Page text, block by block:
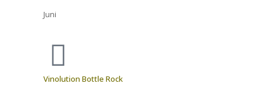
Juni
Vinolution Bottle Rock